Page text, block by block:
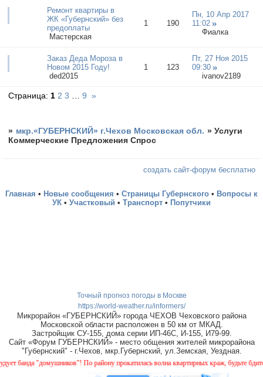
Ремонт квартиры в
ЖК «Губернский» без
предоплаты
Мастерская
1 190
Пн, 10 Апр 2017
11:02
Фиалка
Заказ Деда Мороза в
Новом 2015 Году!
ded2015
1 123
Пт, 27 Ноя 2015
09:30
ivanov2189
Страница: 1 2 3 9 »
» мкр.«ГУБЕРНСКИЙ» г.Чехов Московская обл. »Услуги
Коммерческие Предложения Спрос
создать сайт-форум бесплатно
Главная • Новые сообщения • Страницы Губернского • Вопросы к
УК • Участковый • Транспорт • Попутчики
Точный прогноз погоды в Москве
https://world-weather.ru/informers/
Микрорайон «ГУБЕРНСКИЙ» города ЧЕХОВ Чеховского района
Московской области расположен в 50 км от МКАД.
Застройщик СУ-155, дома серии ИП-46С, И-155, И79-99.
Сайт «Форум ГУБЕРНСКИЙ» - место общения жителей микрорайона
"Губернский" - г.Чехов, мкр.Губернский, ул.Земская, Уездная.
"домушников"! По району прокатилась волна квартирных краж, будьте